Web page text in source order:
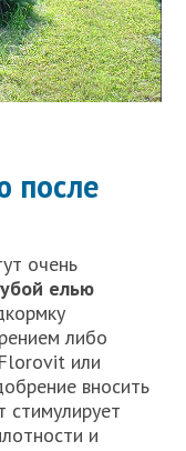
после
очень
елью
либо
или
вносить
стимулирует
и